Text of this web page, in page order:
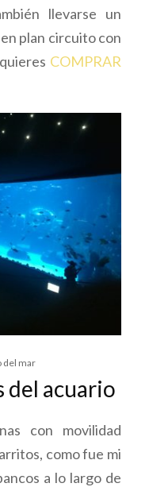
llevarse un
plan circuito con
COMPRAR
del mar
del acuario
con movilidad
como fue mi
a lo largo de